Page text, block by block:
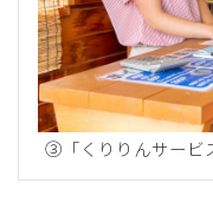
③「くりりんサービ